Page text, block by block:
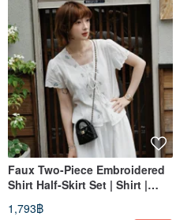
Faux Two-Piece Embroidered
Shirt Half-Skirt Set | Shirt |
Skirt | Summer Style | Sora-
2150
1,793฿